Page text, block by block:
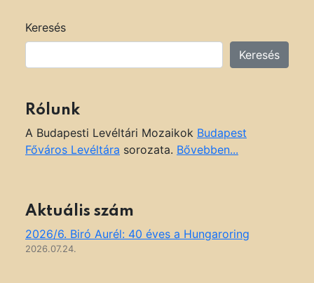
Keresés
Keresés
Rólunk
A Budapesti Levéltári Mozaikok Budapest
Főváros Levéltára sorozata. Bővebben...
Aktuális szám
2026/6. Biró Aurél: 40 éves a Hungaroring
2026.07.24.